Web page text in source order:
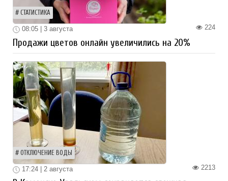
СТАТИСТИКА
224
08:05 | 3 августа
Продажи цветов онлайн увеличились на 20%
ОТКЛЮЧЕНИЕ ВОДЫ
2213
17:24 | 2 августа